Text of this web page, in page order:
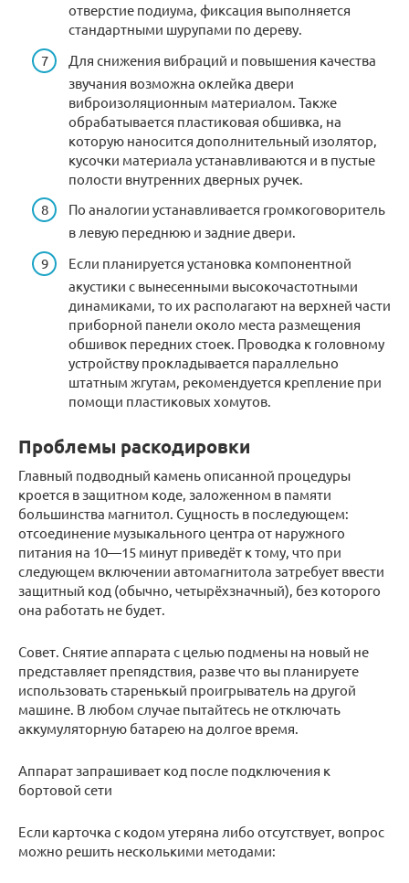
отверстие подиума, фиксация выполняется
стандартными шурупами по дереву.
Для снижения вибраций и повышения качества
звучания возможна оклейка двери
виброизоляционным материалом. Также
обрабатывается пластиковая обшивка, на
которую наносится дополнительный изолятор,
кусочки материала устанавливаются и в пустые
полости внутренних дверных ручек.
По аналогии устанавливается громкоговоритель
в левую переднюю и задние двери.
Если планируется установка компонентной
акустики с вынесенными высокочастотными
динамиками, то их располагают на верхней части
приборной панели около места размещения
обшивок передних стоек. Проводка к головному
устройству прокладывается параллельно
штатным жгутам, рекомендуется крепление при
помощи пластиковых хомутов.
Проблемы раскодировки
Главный подводный камень описанной процедуры
кроется в защитном коде, заложенном в памяти
большинства магнитол. Сущность в последующем:
отсоединение музыкального центра от наружного
питания на 10—15 минут приведёт к тому, что при
следующем включении автомагнитола затребует ввести
защитный код (обычно, четырёхзначный), без которого
она работать не будет.
Совет. Снятие аппарата с целью подмены на новый не
представляет препядствия, разве что вы планируете
использовать старенькый проигрыватель на другой
машине. В любом случае пытайтесь не отключать
аккумуляторную батарею на долгое время.
Аппарат запрашивает код после подключения к
бортовой сети
Если карточка с кодом утеряна либо отсутствует, вопрос
можно решить несколькими методами: